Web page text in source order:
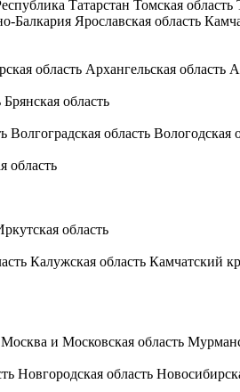
Татарстан Томская область
Балкария Ярославская область
область Архангельская область
Брянская область
Волгоградская область Вологодская
область
область
Калужская область Камчатский
Москва и Московская область
Новгородская область